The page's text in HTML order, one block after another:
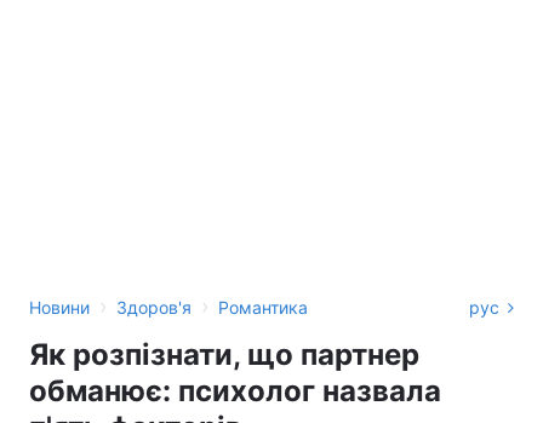
Новини › Здоров'я › Романтика рус
Як розпізнати, що партнер
обманює: психолог назвала